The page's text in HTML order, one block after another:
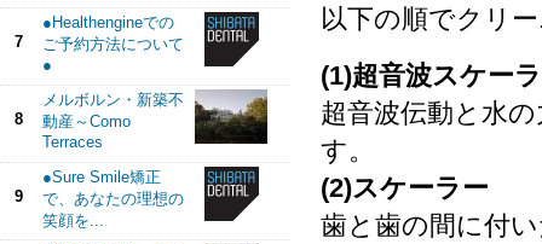
7
●Healthengineでの
ご予約方法について
●
8
メルボルン・新築不
動産～Como
Terraces
9
●Sure Smile矯正
で、あなたの理想の
笑顔を...
以下の順でクリ
(1)超音波スケー
超音波伝動と水
す。
(2)スケーラー
歯と歯の間に付